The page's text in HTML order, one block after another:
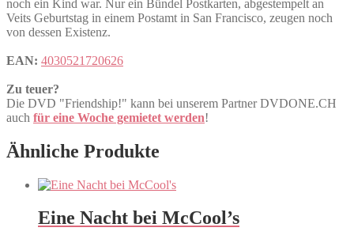
noch ein Kind war. Nur ein Bündel Postkarten, abgestempelt an
Veits Geburtstag in einem Postamt in San Francisco, zeugen noch
von dessen Existenz.
EAN: 4030521720626
Zu teuer?
Die DVD "Friendship!" kann bei unserem Partner DVDONE.CH
auch für eine Woche gemietet werden!
Ähnliche Produkte
Eine Nacht bei McCool’s